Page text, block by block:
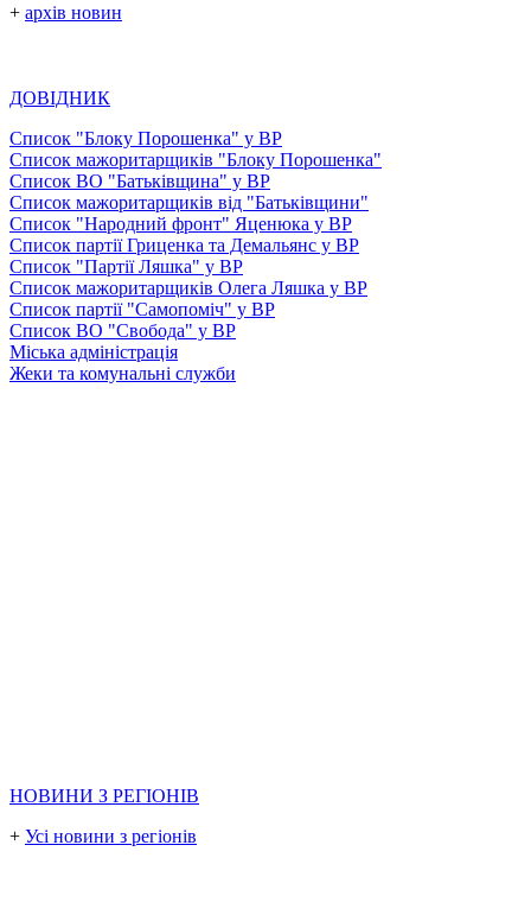
+ архів новин
ДОВІДНИК
Список "Блоку Порошенка" у ВР
Список мажоритарщиків "Блоку Порошенка"
Список ВО "Батьківщина" у ВР
Список мажоритарщиків від "Батьківщини"
Список "Народний фронт" Яценюка у ВР
Список партії Гриценка та Демальянс у ВР
Список "Партії Ляшка" у ВР
Список мажоритарщиків Олега Ляшка у ВР
Список партії "Самопоміч" у ВР
Список ВО "Свобода" у ВР
Міська адміністрація
Жеки та комунальні служби
НОВИНИ З РЕГІОНІВ
+ Усі новини з регіонів